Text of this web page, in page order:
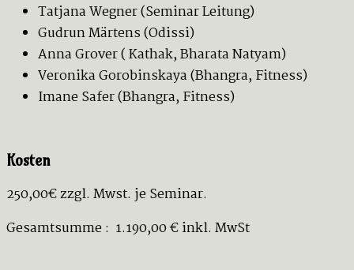
Tatjana Wegner (Seminar Leitung)
Gudrun Märtens (Odissi)
Anna Grover ( Kathak, Bharata Natyam)
Veronika Gorobinskaya (Bhangra, Fitness)
Imane Safer (Bhangra, Fitness)
Kosten
250,00€ zzgl. Mwst. je Seminar.
Gesamtsumme : 1.190,00 € inkl. MwSt